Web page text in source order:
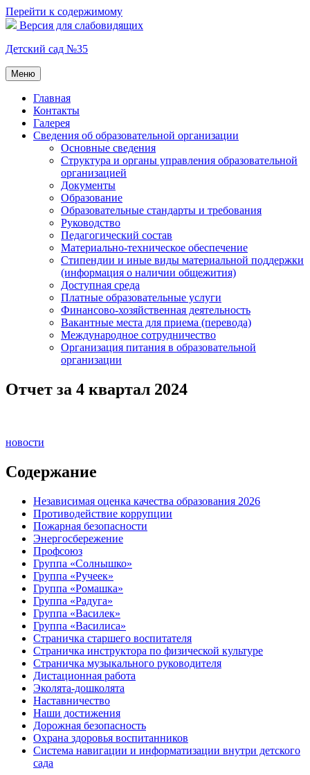
Перейти к содержимому
Версия для слабовидящих
Детский сад №35
Меню
Главная
Контакты
Галерея
Сведения об образовательной организации
Основные сведения
Структура и органы управления образовательной
организацией
Документы
Образование
Образовательные стандарты и требования
Руководство
Педагогический состав
Материально-техническое обеспечение
Стипендии и иные виды материальной поддержки
(информация о наличии общежития)
Доступная среда
Платные образовательные услуги
Финансово-хозяйственная деятельность
Вакантные места для приема (перевода)
Международное сотрудничество
Организация питания в образовательной
организации
Отчет за 4 квартал 2024
новости
Содержание
Независимая оценка качества образования 2026
Противодействие коррупции
Пожарная безопасности
Энергосбережение
Профсоюз
Группа «Солнышко»
Группа «Ручеек»
Группа «Ромашка»
Группа «Радуга»
Группа «Василек»
Группа «Василиса»
Страничка старшего воспитателя
Страничка инструктора по физической культуре
Страничка музыкального руководителя
Дистационная работа
Эколята-дошколята
Наставничество
Наши достижения
Дорожная безопасность
Охрана здоровья воспитанников
Система навигации и информатизации внутри детского
сада